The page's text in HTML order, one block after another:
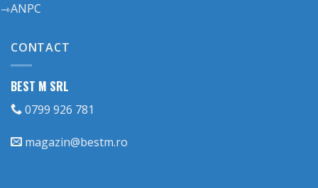
ANPC
CONTACT
BEST M SRL
0799 926 781
magazin@bestm.ro